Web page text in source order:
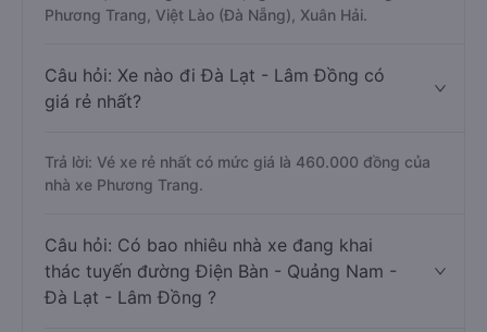
Phương Trang, Việt Lào (Đà Nẵng), Xuân Hải.
Câu hỏi: Xe nào đi Đà Lạt - Lâm Đồng có
giá rẻ nhất?
Trả lời: Vé xe rẻ nhất có mức giá là 460.000 đồng của
nhà xe Phương Trang.
Câu hỏi: Có bao nhiêu nhà xe đang khai
thác tuyến đường Điện Bàn - Quảng Nam -
Đà Lạt - Lâm Đồng ?